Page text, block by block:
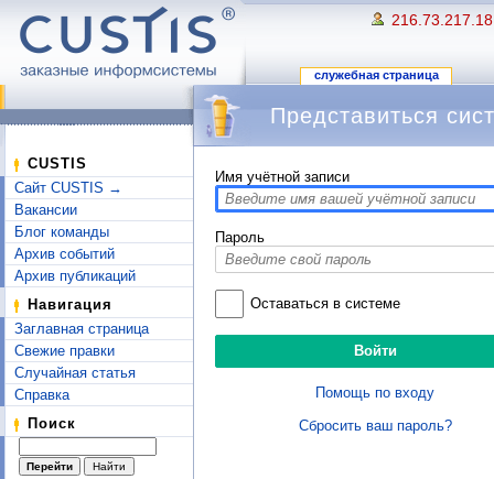
216.73.217.18
служебная страница
CUSTIS
Сайт CUSTIS →
Вакансии
Блог команды
Архив событий
Архив публикаций
Навигация
Заглавная страница
Свежие правки
Случайная статья
Справка
Поиск
Представиться
Имя учётной записи
Пароль
Оставаться в системе
Помощь по входу
Сбросить ваш пароль?